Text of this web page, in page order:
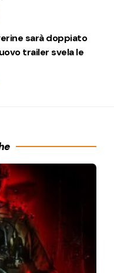
sarà doppiato
trailer svela le